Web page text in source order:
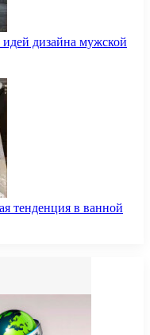
дизайна мужской
тенденция в ванной